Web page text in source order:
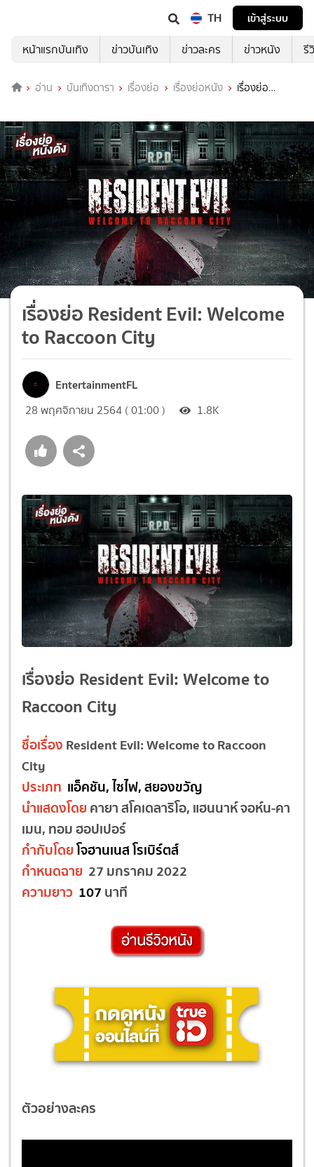
TH
เข้าสู่ระบบ
หน้าแรกบันเทิง
ข่าวบันเทิง ข่าวละคร ข่าวหนัง รี
อ่าน บันเทิงดารา เรื่องย่อ เรื่องย่อหนัง
เรื่องย่อ
เรื่องย่อ Resident Evil: Welcome
to Raccoon City
EntertainmentFL
28 พฤศจิกายน 2564 ( 01:00 ) 1.8K
เรื่องย่อ Resident Evil: Welcome to
Raccoon City
ชื่อเรื่อง Resident Evil: Welcome to Raccoon
City
ประเภท แอ็คชัน, ไซไฟ, สยองขวัญ
นำแสดงโดย คายา สโคเดลาริโอ, แฮนนาห์ จอห์น-คา
เมน, ทอม ฮอปเปอร์
กำกับโดยโจฮานเนส โรเบิร์ตส์
กำหนดฉาย 27 มกราคม 2022
ความยาว 107 นาที
ตัวอย่างละคร